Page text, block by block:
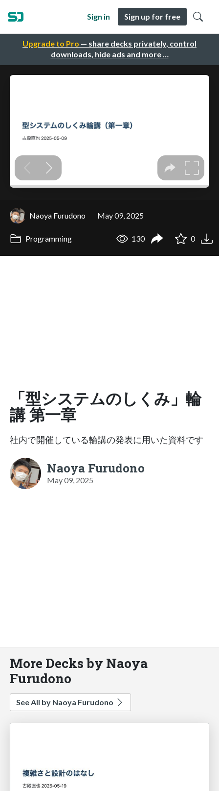
Upgrade to Pro — share decks privately, control
downloads, hide ads and more …
Sign in Sign up for free
Naoya Furudono May 09, 2025
Programming 130 0
「型システムのしくみ」輪
講 第一章
社内で開催している輪講の発表に用いた資料です
Naoya Furudono
May 09, 2025
More Decks by Naoya
Furudono
See All by Naoya Furudono